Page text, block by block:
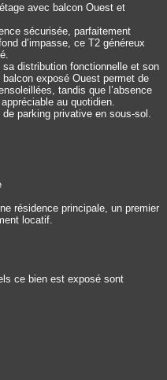
avec balcon Ouest et
sécurisée, parfaitement
d’impasse, ce T2 généreux
sa distribution fonctionnelle et son
exposé Ouest permet de
tandis que l’absence
au quotidien.
parking privative en sous-sol.
résidence principale, un premier
locatif.
ce bien est exposé sont